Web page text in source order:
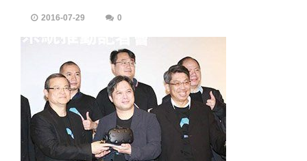
2016-07-29 0